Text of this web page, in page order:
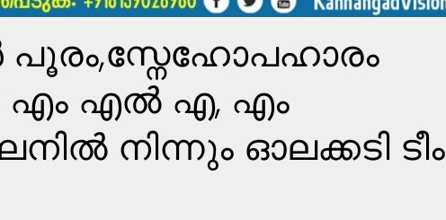
എം എൽ എ, എം
നിന്നും ഓലക്കടി ടീം